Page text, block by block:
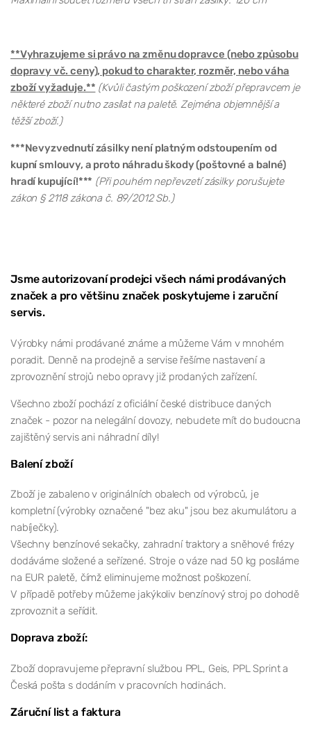
**Vyhrazujeme si právo na změnu dopravce (nebo způsobu
dopravy vč. ceny), pokud to charakter, rozměr, nebo váha
zboží vyžaduje.** (Kvůli častým poškození zboží přepravcem je
některé zboží nutno zasílat na paletě. Zejména objemnější a
těžší zboží.)
***Nevyzvednutí zásilky není platným odstoupením od
kupní smlouvy, a proto náhradu škody (poštovné a balné)
hradí kupující!*** (Při pouhém nepřevzetí zásilky porušujete
zákon § 2118 zákona č. 89/2012 Sb.)
Jsme autorizovaní prodejci všech námi prodávaných
značek a pro většinu značek poskytujeme i zaruční
servis.
Výrobky námi prodávané známe a můžeme Vám v mnohém
poradit. Denně na prodejně a servise řešíme nastavení a
zprovoznění strojů nebo opravy již prodaných zařízení.
Všechno zboží pochází z oficiální české distribuce daných
značek - pozor na nelegální dovozy, nebudete mít do budoucna
zajištěný servis ani náhradní díly!
Balení zboží
Zboží je zabaleno v originálních obalech od výrobců, je
kompletní (výrobky označené "bez aku" jsou bez akumulátoru a
nabíječky).
Všechny benzínové sekačky, zahradní traktory a sněhové frézy
dodáváme složené a seřízené. Stroje o váze nad 50 kg posíláme
na EUR paletě, čímž eliminujeme možnost poškození.
V případě potřeby můžeme jakýkoliv benzínový stroj po dohodě
zprovoznit a seřídit.
Doprava zboží:
Zboží dopravujeme přepravní službou PPL, Geis, PPL Sprint a
Česká pošta s dodáním v pracovních hodinách.
Záruční list a faktura